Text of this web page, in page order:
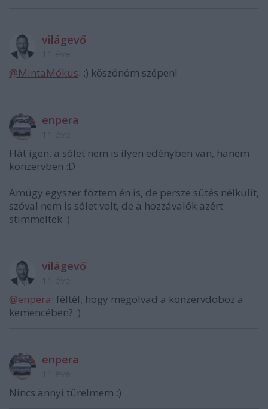
világevő
@MintaMókus: :) köszönöm szépen!
enpera
Hát igen, a sólet nem is ilyen edényben van, hanem
konzervben :D
Amúgy egyszer főztem én is, de persze sütés nélkülit,
szóval nem is sólet volt, de a hozzávalók azért
stimmeltek :)
világevő
@enpera: féltél, hogy megolvad a konzervdoboz a
kemencében? :)
enpera
Nincs annyi türelmem :)